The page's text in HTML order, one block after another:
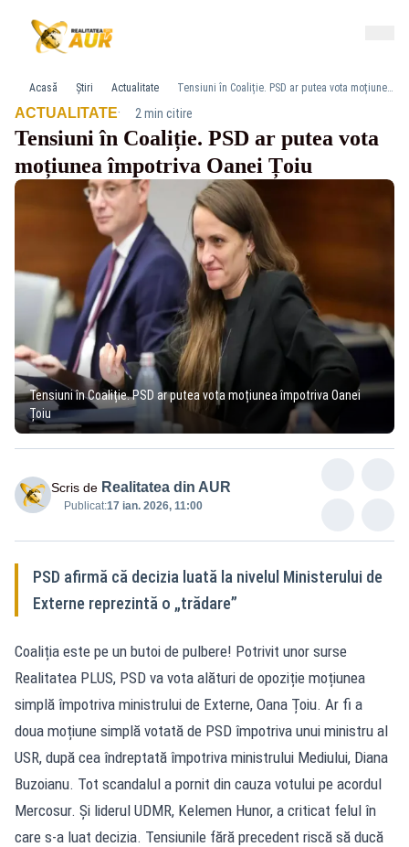
Acasă Știri Actualitate Tensiuni în Coaliție. PSD ar putea vota moțiunea împotriva Oanei Țoiu
ACTUALITATE· 2 min citire
Tensiuni în Coaliție. PSD ar putea vota
moțiunea împotriva Oanei Țoiu
Tensiuni în Coaliție. PSD ar putea vota moțiunea împotriva Oanei
Țoiu
Scris de Realitatea din AUR
Publicat:17 ian. 2026, 11:00
PSD afirmă că decizia luată la nivelul Ministerului de
Externe reprezintă o „trădare”
Coaliția este pe un butoi de pulbere! Potrivit unor surse
Realitatea PLUS, PSD va vota alături de opoziție moțiunea
simplă împotriva ministrului de Externe, Oana Țoiu. Ar fi a
doua moțiune simplă votată de PSD împotriva unui ministru al
USR, după cea îndreptată împotriva ministrului Mediului, Diana
Buzoianu. Tot scandalul a pornit din cauza votului pe acordul
Mercosur. Și liderul UDMR, Kelemen Hunor, a criticat felul în
care s-a luat decizia. Tensiunile fără precedent riscă să ducă